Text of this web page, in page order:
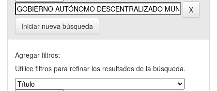
Iniciar nueva búsqueda
Agregar filtros:
Utilice filtros para refinar los resultados de la búsqueda.